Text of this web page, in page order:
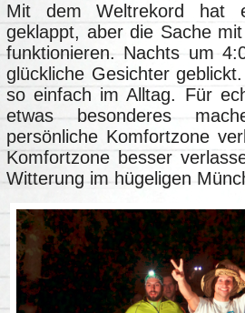
Mit dem Weltrekord hat
geklappt, aber die Sache
funktionieren. Nachts um
glückliche Gesichter
so einfach im Alltag. Für
etwas besonderes
persönliche Komfortzone
Komfortzone besser
Witterung im hügeligen